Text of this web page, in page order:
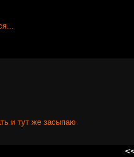
и тут же засыпаю